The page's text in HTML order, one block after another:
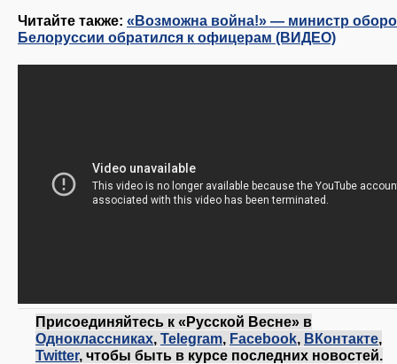
Читайте также: «Возможна война!» — министр
Белоруссии обратился к офицерам (ВИДЕО)
Присоединяйтесь к «Русской Весне» в
Одноклассниках Telegram Facebook ВКонтакте
Twitter, чтобы быть в курсе последних новостей.